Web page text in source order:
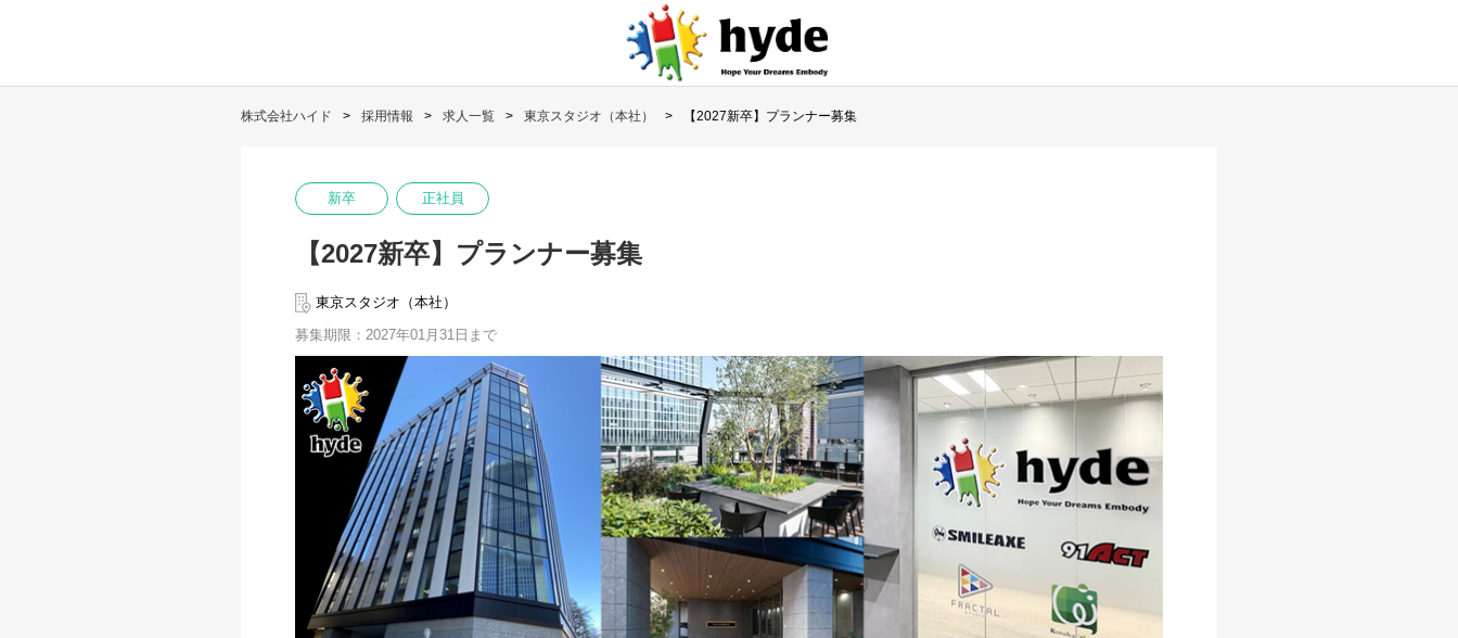
株式会社ハイド 採用情報 求人一覧 東京スタジオ（本社） 【2027新卒】プランナー募集
新卒 正社員
【2027新卒】プランナー募集
東京スタジオ（本社）
募集期限：2027年01月31日まで